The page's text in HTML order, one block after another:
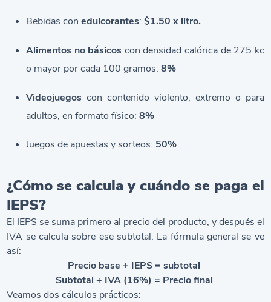
Bebidas conedulcorantes:$1.50 x litro.
Alimentos no básicos con densidad calórica de 275 kc
o mayor por cada 100 gramos: 8%
Videojuegos con contenido violento, extremo o para
adultos, en formato físico:8%
Juegos de apuestas y sorteos: 50%
¿Cómo se calcula y cuándo se paga el
IEPS?
El IEPS se suma primero al precio del producto, y después el
IVA se calcula sobre ese subtotal. La fórmula general se ve
así:
Precio base + IEPS = subtotal
Subtotal + IVA (16%) = Precio final
Veamos dos cálculos prácticos: